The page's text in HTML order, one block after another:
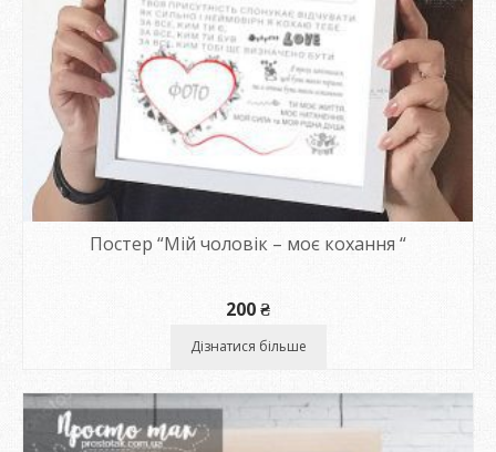
Постер “Мій чоловік – моє кохання “
200₴
Дізнатися більше